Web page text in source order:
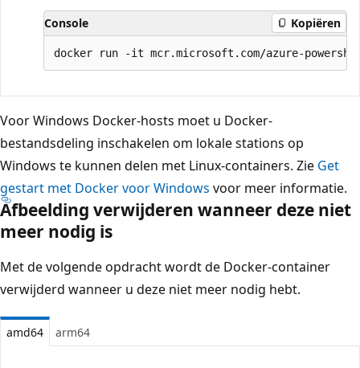
Console Kopiëren
Voor Windows Docker-hosts moet u Docker-
bestandsdeling inschakelen om lokale stations op
Windows te kunnen delen met Linux-containers. Zie Get
gestart met Docker voor Windows voor meer informatie.
Afbeelding verwijderen wanneer deze niet
meer nodig is
Met de volgende opdracht wordt de Docker-container
verwijderd wanneer u deze niet meer nodig hebt.
amd64 arm64